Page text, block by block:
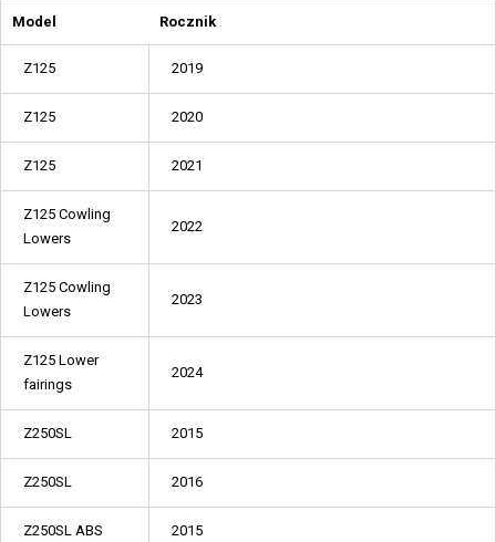
Model Rocznik
Z125 2019
Z125 2020
Z125 2021
Z125 Cowling
Lowers
2022
Z125 Cowling
Lowers
2023
Z125 Lower
fairings
2024
Z250SL 2015
Z250SL 2016
Z250SL ABS 2015